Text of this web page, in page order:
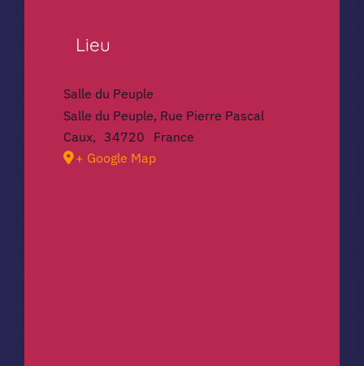
Lieu
Salle du Peuple
Salle du Peuple, Rue Pierre Pascal
Caux, 34720
France
+ Google Map